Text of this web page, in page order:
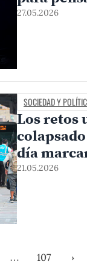
27.05.2026
SOCIEDAD Y
Los retos
día
transporte
21.05.2026
… 107 ›